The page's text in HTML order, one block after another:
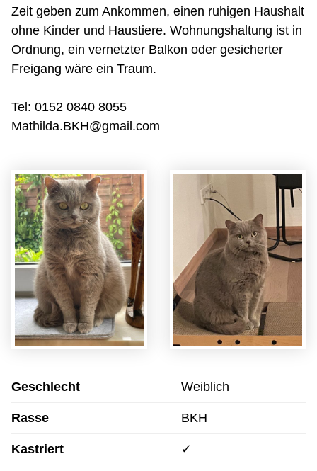
Zeit geben zum Ankommen, einen ruhigen Haushalt
ohne Kinder und Haustiere. Wohnungshaltung ist in
Ordnung, ein vernetzter Balkon oder gesicherter
Freigang wäre ein Traum.
Tel: 0152 0840 8055
Mathilda.BKH@gmail.com
Geschlecht Weiblich
Rasse BKH
Kastriert ✓